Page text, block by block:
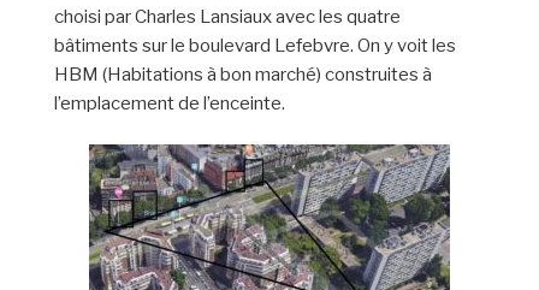
choisi par Charles Lansiaux avec les quatre
bâtiments sur le boulevard Lefebvre. On y voit les
HBM (Habitations à bon marché) construites à
l’emplacement de l’enceinte.